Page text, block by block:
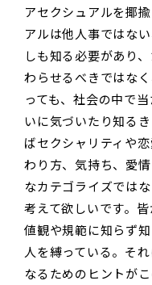
アセクシュアルを揶
アルは他人事ではな
しも知る必要があり
わらせるべきではな
っても、社会の中で
いに気づいたり知る
ばセクシャリティや
わり方、気持ち、愛
なカテゴライズでは
考えて欲しいです。
値観や規範に知らず
人を縛っている。そ
なるためのヒントが